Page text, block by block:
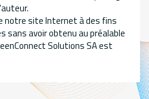
notre site Internet à des fins
sans avoir obtenu au préalable
Solutions SA est